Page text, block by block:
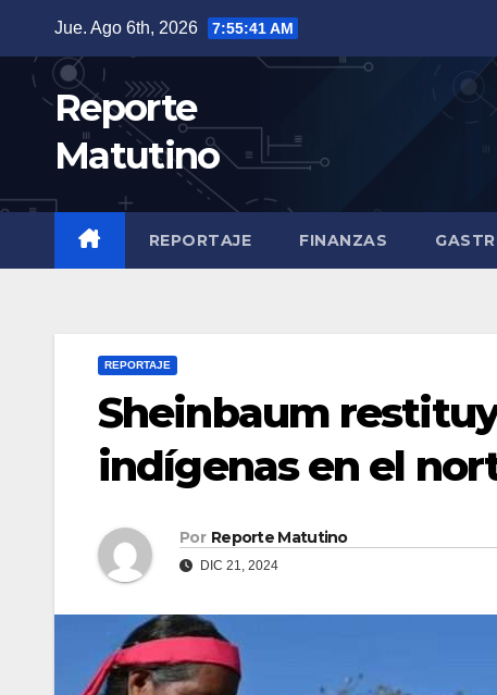
contenido
Jue. Ago 6th, 2026 7:55:42 AM
Reporte
Matutino
REPORTAJE FINANZAS
REPORTAJE
Sheinbaum
indígenas en el
Por Reporte Matutino
DIC 21, 2024